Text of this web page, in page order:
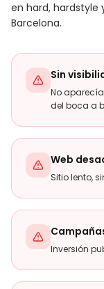
en hard, hardstyle
Barcelona.
Sin
No
del boca a
Web
Sitio lento,
Inversión